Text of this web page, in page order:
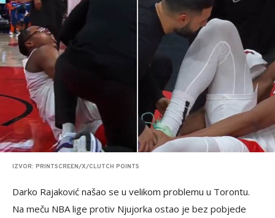
IZVOR: PRINTSCREEN/X/CLUTCH POINTS
Darko Rajaković našao se u velikom problemu u Torontu.
Na meču NBA lige protiv Njujorka ostao je bez pobjede